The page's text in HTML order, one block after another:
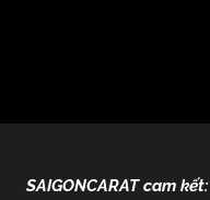
SAIGONCARAT cam kết: